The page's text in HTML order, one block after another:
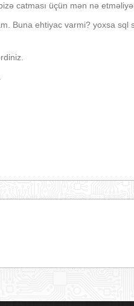
catması üçün mən nə
Buna ehtiyac varmi? yoxsa sql